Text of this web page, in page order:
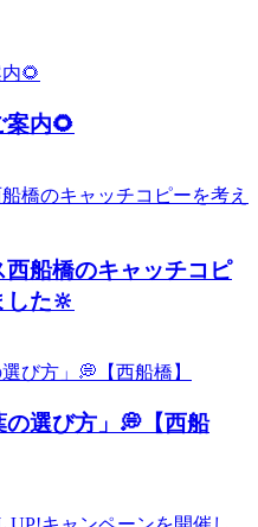
案内🌻
船橋のキャッチコピ
た🔆
選び方」💭【西船